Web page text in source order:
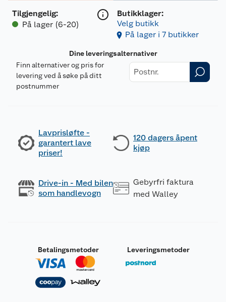
Tilgjengelig:
På lager (6-20)
Butikklager:
Velg butikk
På lager i 7 butikker
Dine leveringsalternativer
Finn alternativer og pris for
levering ved å søke på ditt
postnummer
Lavprisløfte -
garantert lave
priser!
120 dagers åpent
kjøp
Drive-in - Med bilen
som handlevogn
Gebyrfri faktura
med Walley
Betalingsmetoder Leveringsmetoder